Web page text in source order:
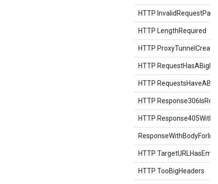
HTTP InvalidRequestPath
HTTP LengthRequired
HTTP
HTTP
HTTP
HTTP
HTTP
HTTP
HTTP TooBigHeaders